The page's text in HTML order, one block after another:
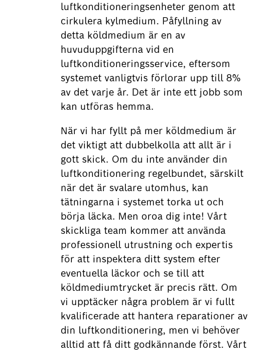
luftkonditioneringsenheter genom att
cirkulera kylmedium. Påfyllning av
detta köldmedium är en av
huvuduppgifterna vid en
luftkonditioneringsservice, eftersom
systemet vanligtvis förlorar upp till 8%
av det varje år. Det är inte ett jobb som
kan utföras hemma.
När vi har fyllt på mer köldmedium är
det viktigt att dubbelkolla att allt är i
gott skick. Om du inte använder din
luftkonditionering regelbundet, särskilt
när det är svalare utomhus, kan
tätningarna i systemet torka ut och
börja läcka. Men oroa dig inte! Vårt
skickliga team kommer att använda
professionell utrustning och expertis
för att inspektera ditt system efter
eventuella läckor och se till att
köldmediumtrycket är precis rätt. Om
vi upptäcker några problem är vi fullt
kvalificerade att hantera reparationer av
din luftkonditionering, men vi behöver
alltid att få ditt godkännande först. Vårt